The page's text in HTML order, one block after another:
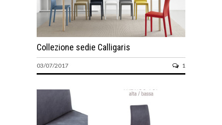
Collezione sedie Calligaris
03/07/2017 1